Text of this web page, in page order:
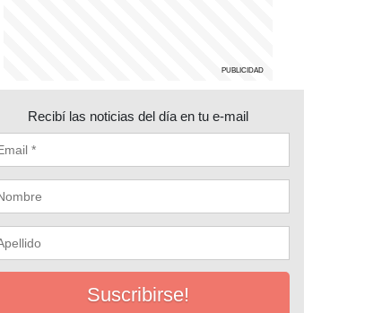
Recibí las noticias del día en tu e-mail